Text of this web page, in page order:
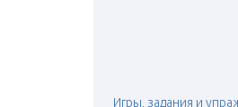
Игры, задания и